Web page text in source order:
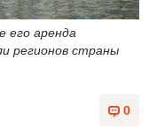
его аренда
регионов страны
0